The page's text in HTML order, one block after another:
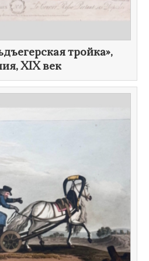
тройка​»,
XIX век